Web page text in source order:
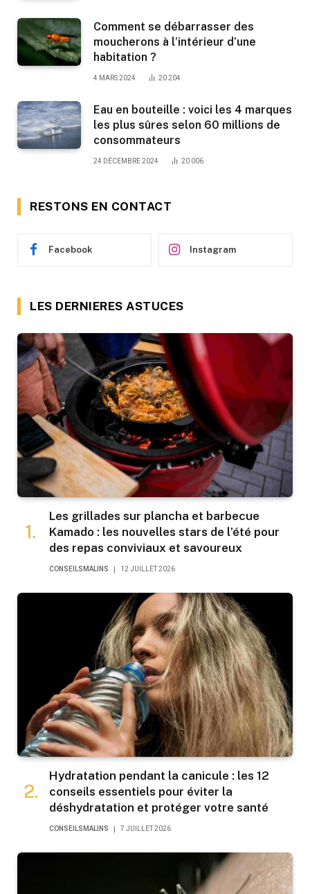
Comment se débarrasser des
moucherons à l’intérieur d’une
habitation ?
4 MARS 2024 20 204
Eau en bouteille : voici les 4 marques
les plus sûres selon 60 millions de
consommateurs
24 DÉCEMBRE 2024 20 006
RESTONS EN CONTACT
Facebook Instagram
LES DERNIERES ASTUCES
Les grillades sur plancha et barbecue
Kamado : les nouvelles stars de l’été pour
des repas conviviaux et savoureux
CONSEILSMALINS 12 JUILLET 2026
Hydratation pendant la canicule : les 12
conseils essentiels pour éviter la
déshydratation et protéger votre santé
CONSEILSMALINS 7 JUILLET 2026